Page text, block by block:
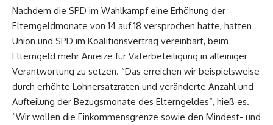
Nachdem die SPD im Wahlkampf eine Erhöhung der
Elterngeldmonate von 14 auf 18 versprochen hatte, hatten
Union und SPD im Koalitionsvertrag vereinbart, beim
Elterngeld mehr Anreize für Väterbeteiligung in alleiniger
Verantwortung zu setzen. “Das erreichen wir beispielsweise
durch erhöhte Lohnersatzraten und veränderte Anzahl und
Aufteilung der Bezugsmonate des Elterngeldes”, hieß es.
“Wir wollen die Einkommensgrenze sowie den Mindest- und